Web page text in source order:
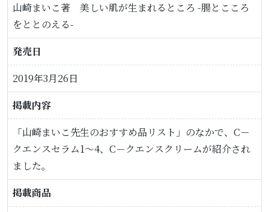
山崎まいこ著 美しい肌が生まれるところ -腸とこころ
をととのえる-
発売日
2019年3月26日
掲載内容
「山崎まいこ先生のおすすめ品リスト」のなかで、C－
クエンスセラム1～4、C－クエンスクリームが紹介され
ました。
掲載商品